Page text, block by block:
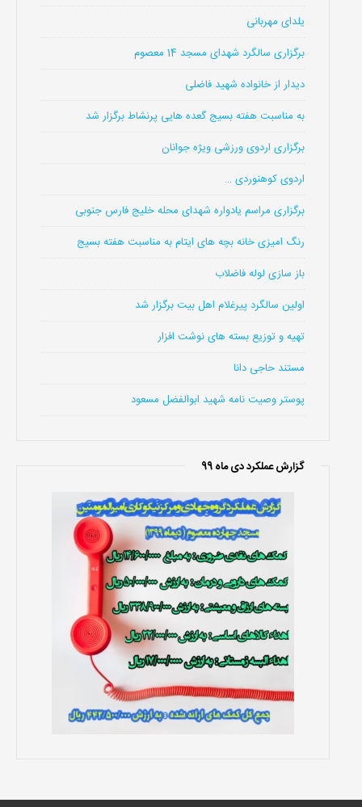
یلدای مهربانی
برگزاری سالگرد شهدای مسجد 14 معصوم
دیدار از خانواده شهید فاضلی
به مناسبت هفته بسیج گعده هایی پرنشاط برگزار شد
برگزاری اردوی ورزشی ویژه جوانان
اردوی کوهنوردی …
برگزاری مراسم یادواره شهدای محله خلیج فارس جنوبی
رنگ امیزی خانه بچه های ایتام به مناسبت هفته بسیج
باز سازی لوله فاضلاب
اولین سالگرد پیرغلام اهل بیت برگزار شد
تهیه و توزیع بسته های نوشت افزار
مستند حاجی دانا
پوستر وصیت نامه شهید ابوالفضل مسعود
گزارش عملکرد دی ماه 99